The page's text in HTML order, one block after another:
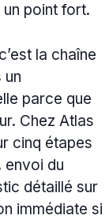
point fort.
la chaîne
un
parce que
Chez Atlas
cinq étapes
envoi du
détaillé sur
immédiate si